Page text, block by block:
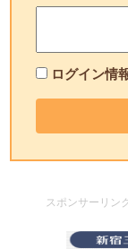
ログイン情
スポンサーリン